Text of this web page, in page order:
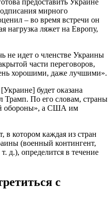
мирного
– во время встречи он
нагрузка ляжет на Европу,
не идет о членстве Украины
части переговоров,
хорошими, даже лучшими».
будет оказана
Трамп. По его словам, страны
обороны», а США им
в котором каждая из стран
(военный контингент,
д.), определится в течение
с